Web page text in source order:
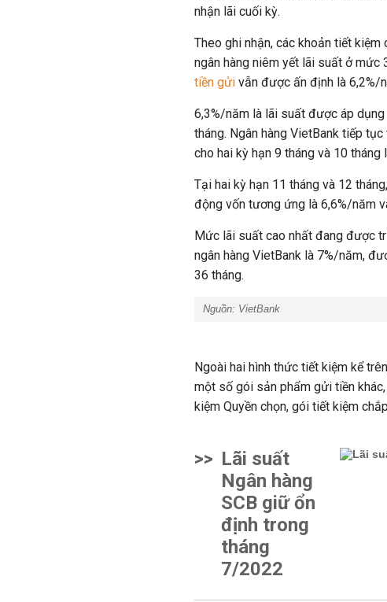
nhận lãi cuối kỳ.
Theo ghi nhận, các khoản tiết
ngân hàng niêm yết lãi suất ở mức
tiền gửi vẫn được ấn định là 6,2%/
6,3%/năm là lãi suất được áp
tháng. Ngân hàng VietBank tiếp
cho hai kỳ hạn 9 tháng và 10 tháng
Tại hai kỳ hạn 11 tháng và 12
động vốn tương ứng là 6,6%/năm
Mức lãi suất cao nhất đang được
ngân hàng VietBank là 7%/năm,
36 tháng.
Nguồn: VietBank
Ngoài hai hình thức tiết kiệm kể
một số gói sản phẩm gửi tiền
kiệm Quyền chọn, gói tiết kiệm
>> Lãi suất
Ngân hàng
SCB giữ ổn
định trong
tháng
7/2022